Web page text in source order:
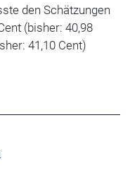
den Schätzungen
(bisher: 40,98
41,10 Cent)